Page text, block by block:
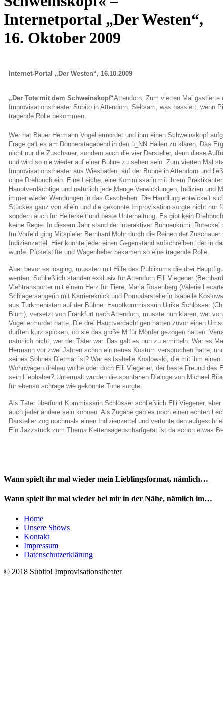
Internetportal „Der Westen“,
16. Oktober 2009
Internet-Portal „Der Westen“, 16.10.2009
„Der Tote mit dem Schweinskopf“Attendorn. Zum vierten Mal gastierte
Improvisationstheater Subito in Attendorn. Seltsam, was passiert, wenn
tragende Rolle bekommen.
Wer hat Bauer Hermann Vogel ermordet und ihm einen Schweinskopf
Frage galt es am Donnerstagabend in den ü_NN Hallen zu klären. Das
nicht nur die Zuschauer, sondern auch die vier Darsteller, denn diese
und wird so nie wieder auf einer Bühne zu sehen sein. Zum vierten Mal
Improvisationstheater aus Wiesbaden, auf der Bühne in Attendorn und
ohne Drehbuch ein. Eine Leiche, eine Kommissarin mit ihrem
Hauptverdächtige und natürlich jede Menge Verwicklungen, Indizien und
immer wieder Wendungen in das Geschehen.
Die Handlung entwickelt
Stückes ganz von allein und die gekonnte Improvisation sorgte nicht nur
sondern auch für Heiterkeit und beste Unterhaltung. Es gibt kein
keine Regie. In diesem Jahr stand der interaktiver Bühnenkrimi
Im Vorfeld ging Mitspieler Bernhard Mohr durch die Reihen der Zuschauer
Indizienzettel. Hier konnte jeder einen Gegenstand aufschreiben, der in
wurde. Pickelstifte und Wagenheber bekamen so eine tragende Rolle.
Aber bevor es losging, mussten mit Hilfe des Publikums die drei
werden. Schließlich standen exklusiv für Attendorn Elli Viegener
Viehtransporter mit einem Herz für Tiere, Maria Rosenberg (Valerie
Schlagersängerin mit Karriereknick und Pornodarstellerin Isabelle
aus Turkmenistan auf der Bühne. Hauptkommissarin Ulrike Schlösser
Blum), versetzt von Frankfurt nach Attendorn, musste nun klären, wer
Vogel ermordet hatte. Die drei Hauptverdächtigen hatten zuvor einen
durften kurz spicken, ob sie das große M für Mörder gezogen hatten.
natürlich nicht, wer der Täter war. Das galt es nun zu ermitteln. War es
Hermann vor zwei Jahren schon ein neues Kostüm versprochen hatte,
seines Sohnes Dietmar ist? War es Isabelle Koslowski, die mit ihm einen
Wohnwagen drehen wollte oder doch Elli Viegener, der beste Freund des
sein Liebhaber? Untermalt wurden die spontanen Dialoge von Michael
für ebenso schräge wie gekonnte Töne sorgte.
Als Täter überführt Kommissarin Schlösser schließlich Elli Viegener,
auch jeder andere sein können. Als Zugabe gab es noch einen echten
Darsteller zog nochmals einen Indizienzettel und vertonte den
Ein Jazzstück zum Thema Kettensägenschärfgerät ist da schon etwas
Wann spielt ihr mal wieder mein Lieblingsformat, nämlich…
Wann spielt ihr mal wieder bei mir in der Nähe, nämlich im…
Home
Unsere Shows
Kontakt
Impressum
Datenschutzerklärung
© 2018 Subito! Improvisationstheater